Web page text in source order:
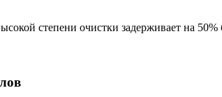
степени очистки задерживает на